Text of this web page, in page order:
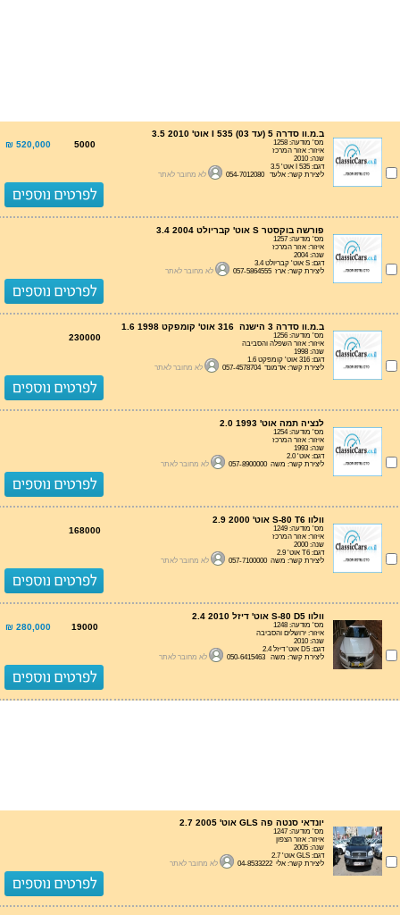
ב.מ.וו סדרה 5 (עד 03) I 535 אוט' 3.5 2010
מס' מודעה: 1258
איזור: אזור המרכז
שנה: 2010
דגם: I 535 אוט' 3.5
ליצירת קשר: אלעד 054-7012080
לא מחובר לאתר
5000
520,000 ₪
פורשה בוקסטר S אוט' קבריולט 3.4 2004
מס' מודעה: 1257
איזור: אזור המרכז
שנה: 2004
דגם: S אוט' קבריולט 3.4
ליצירת קשר: ארז 057-5864555
לא מחובר לאתר
ב.מ.וו סדרה 3 הישנה 316 אוט' קומפקט 1.6 1998
מס' מודעה: 1256
איזור: אזור השפלה והסביבה
שנה: 1998
דגם: 316 אוט' קומפקט 1.6
ליצירת קשר: אדמונד 057-4578704
לא מחובר לאתר
230000
לנציה תמה אוט' 2.0 1993
מס' מודעה: 1254
איזור: אזור המרכז
שנה: 1993
דגם: אוט' 2.0
ליצירת קשר: משה 057-8900000
לא מחובר לאתר
וולוו S-80 T6 אוט' 2.9 2000
מס' מודעה: 1249
איזור: אזור המרכז
שנה: 2000
דגם: T6 אוט' 2.9
ליצירת קשר: משה 057-7100000
לא מחובר לאתר
168000
וולוו S-80 D5 אוט' דיזל 2.4 2010
מס' מודעה: 1248
איזור: ירושלים והסביבה
שנה: 2010
דגם: D5 אוט' דיזל 2.4
ליצירת קשר: משה 050-6415463
לא מחובר לאתר
19000
280,000 ₪
יונדאי סנטה פה GLS אוט' 2.7 2005
מס' מודעה: 1247
איזור: אזור הצפון
שנה: 2005
דגם: GLS אוט' 2.7
ליצירת קשר: אלי 04-8533222
לא מחובר לאתר